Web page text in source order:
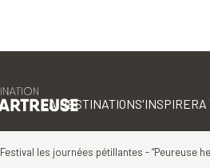
LA DESTINATIONS'INSPIRERA
Festival les journées pétillantes - “Peureuse